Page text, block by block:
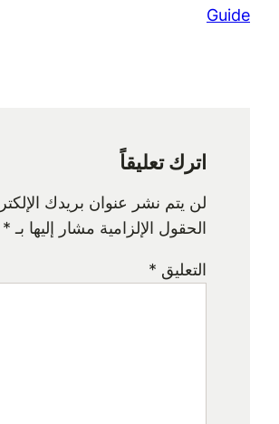
Guide
اترك تعليقاً
لن يتم نشر عنوان بريدك
الحقول الإلزامية مشار إليها بـ *
التعليق *